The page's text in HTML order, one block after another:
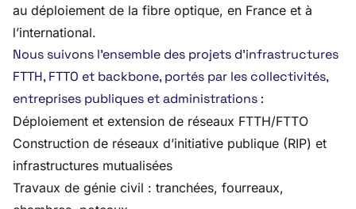
au déploiement de la fibre optique, en France et à
l’international.
Nous suivons l’ensemble des projets d’infrastructures
FTTH, FTTO et backbone, portés par les collectivités,
entreprises publiques et administrations :
Déploiement et extension de réseaux FTTH/FTTO
Construction de réseaux d’initiative publique (RIP) et
infrastructures mutualisées
Travaux de génie civil : tranchées, fourreaux,